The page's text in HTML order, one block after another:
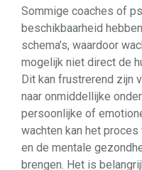
Sommige coaches of
beschikbaarheid
schema’s, waardoor
mogelijk niet direct de
Dit kan frustrerend zijn
naar onmiddellijke
persoonlijke of
wachten kan het
en de mentale
brengen. Het is